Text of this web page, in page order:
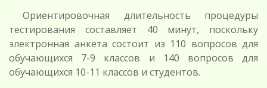
Ориентировочная длительность процедуры
тестирования составляет 40 минут, поскольку
электронная анкета состоит из 110 вопросов для
обучающихся 7-9 классов и 140 вопросов для
обучающихся 10-11 классов и студентов.